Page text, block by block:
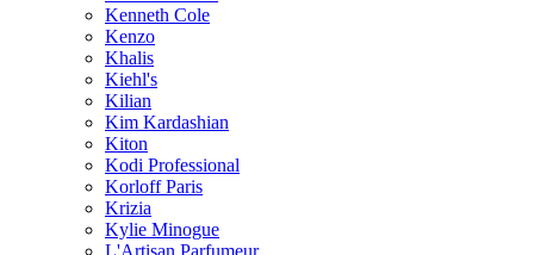
Kenneth Cole
Kenzo
Khalis
Kiehl's
Kilian
Kim Kardashian
Kiton
Kodi Professional
Korloff Paris
Krizia
Kylie Minogue
L'Artisan Parfumeur